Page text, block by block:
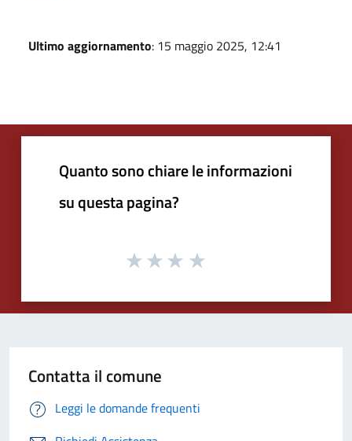
Ultimo aggiornamento: 15 maggio 2025, 12:41
Quanto sono chiare le informazioni
su questa pagina?
Contatta il comune
Leggi le domande frequenti